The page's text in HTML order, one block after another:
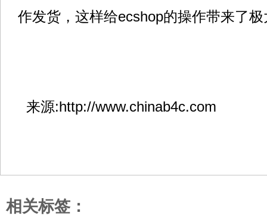
作发货，这样给ecshop的操作带来了
来源:http://www.chinab4c.com
相关标签：